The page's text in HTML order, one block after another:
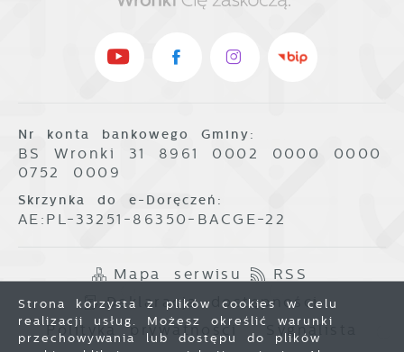
Nr konta bankowego Gminy:
BS Wronki 31 8961 0002 0000 0000
0752 0009
Skrzynka do e-Doręczeń:
AE:PL-33251-86350-BACGE-22
Mapa serwisu
RSS
Deklaracja dostępności
Polityka prywatności
Sygnalista
Strona korzysta z plików cookies w celu
realizacji usług. Możesz określić warunki
przechowywania lub dostępu do plików